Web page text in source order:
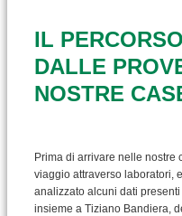
IL
DALLE
NOSTRE
Prima di arrivare nelle nostre
viaggio attraverso laboratori,
analizzato alcuni dati
insieme a Tiziano Bandiera,